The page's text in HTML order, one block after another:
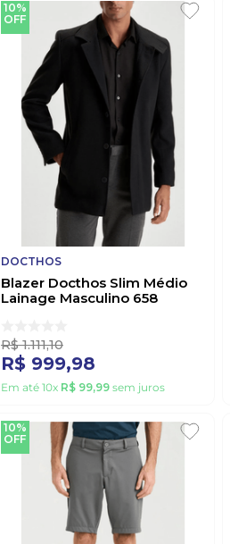
10%
OFF
DOCTHOS
Blazer Docthos Slim Médio
Lainage Masculino 658
R$ 1.111,10
R$ 999,98
Em até 10x R$ 99,99sem juros
10%
OFF